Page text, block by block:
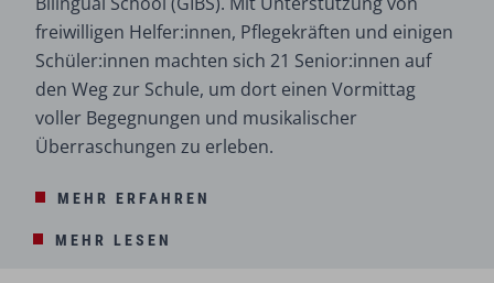
freiwilligen Helfer:innen, Pflegekräften und einigen
Schüler:innen machten sich 21 Senior:innen auf
den Weg zur Schule, um dort einen Vormittag
voller Begegnungen und musikalischer
Überraschungen zu erleben.
MEHR ERFAHREN
MEHR LESEN